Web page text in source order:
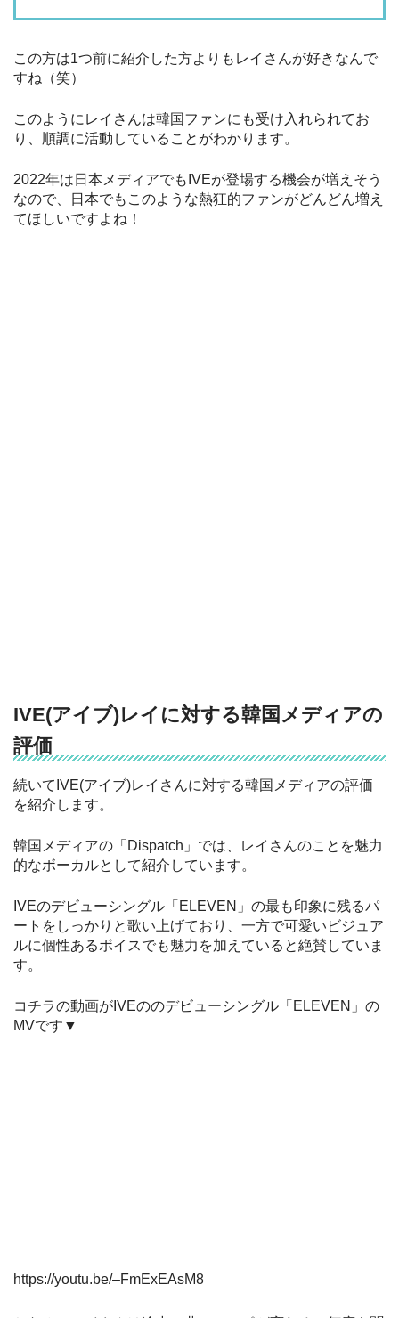
この方は1つ前に紹介した方よりもレイさんが好きなんで
すね（笑）
このようにレイさんは韓国ファンにも受け入れられてお
り、順調に活動していることがわかります。
2022年は日本メディアでもIVEが登場する機会が増えそう
なので、日本でもこのような熱狂的ファンがどんどん増え
てほしいですよね！
IVE(アイブ)レイに対する韓国メディアの
評価
続いてIVE(アイブ)レイさんに対する韓国メディアの評価
を紹介します。
韓国メディアの「Dispatch」では、レイさんのことを魅力
的なボーカルとして紹介しています。
IVEのデビューシングル「ELEVEN」の最も印象に残るパ
ートをしっかりと歌い上げており、一方で可愛いビジュア
ルに個性あるボイスでも魅力を加えていると絶賛していま
す。
コチラの動画がIVEののデビューシングル「ELEVEN」の
MVです▼
https://youtu.be/–FmExEAsM8